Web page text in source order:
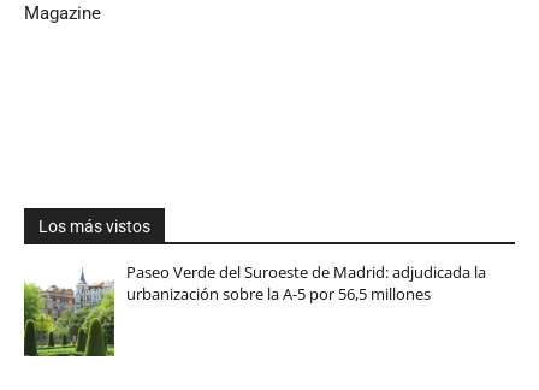
Magazine
Los más vistos
Paseo Verde del Suroeste de Madrid: adjudicada la
urbanización sobre la A-5 por 56,5 millones